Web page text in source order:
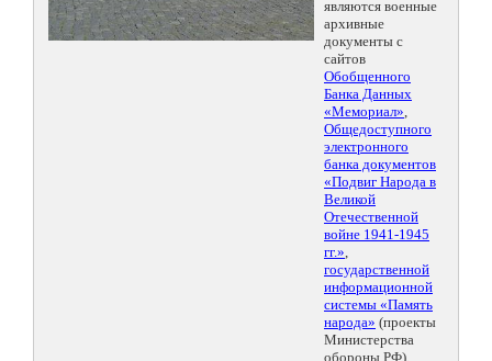
являются военные
архивные
документы с
сайтов
Обобщенного
Банка Данных
«Мемориал»,
Общедоступного
электронного
банка документов
«Подвиг Народа в
Великой
Отечественной
войне 1941-1945
гг.»,
государственной
информационной
системы «Память
народа» (проекты
Министерства
обороны РФ),